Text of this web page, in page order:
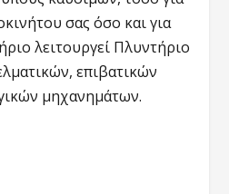
σας όσο και για
λειτουργεί Πλυντήριο
επιβατικών
μηχανημάτων.